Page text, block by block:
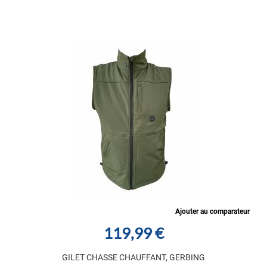
Ajouter au comparateur
119,99 €
GILET CHASSE CHAUFFANT, GERBING